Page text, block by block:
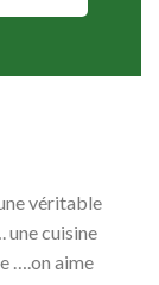
véritable
une cuisine
….on aime